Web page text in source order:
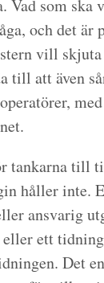
Vad som
och det är
vill
till att även
tankarna till
håller inte.
ansvarig
ett
Det